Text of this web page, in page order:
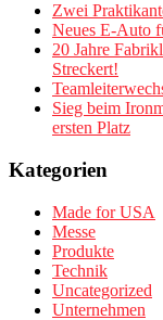
Zwei
Neues E-Auto
20 Jahre
Streckert!
Sieg beim
ersten Platz
Kategorien
Made for USA
Messe
Produkte
Technik
Uncategorized
Unternehmen